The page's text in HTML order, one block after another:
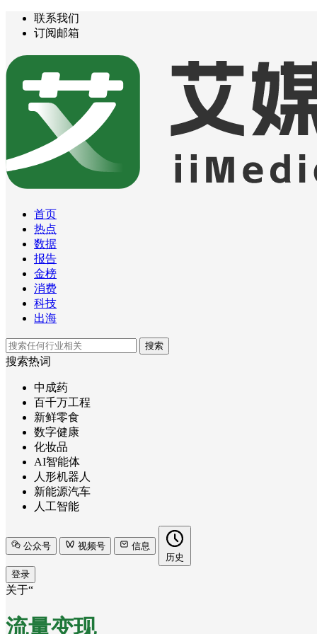
联系我们
订阅邮箱
首页
热点
数据
报告
金榜
消费
科技
出海
搜索
搜索热词
中成药
百千万工程
新鲜零食
数字健康
化妆品
AI智能体
人形机器人
新能源汽车
人工智能
公众号 视频号
信息
历史
登录
关于“
流量变现